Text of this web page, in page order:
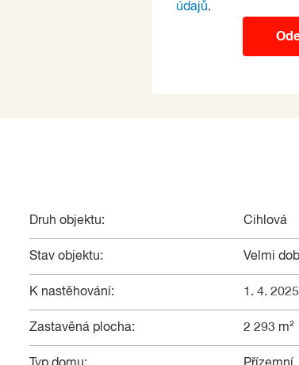
údajů.
Druh objektu: Cihlová
Stav objektu: Velmi
K nastěhování: 1. 4. 2025
Zastavěná plocha: 2 293 m²